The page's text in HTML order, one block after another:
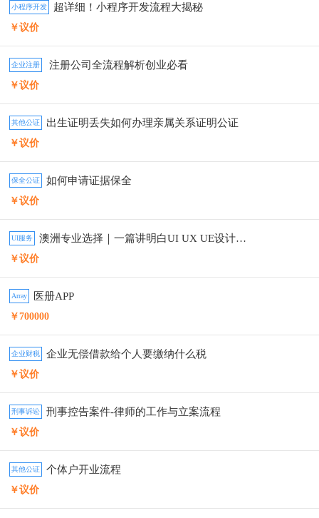
小程序开发 超详细！小程序开发流程大揭秘
￥议价
企业注册 注册公司全流程解析️创业必看
￥议价
其他公证 出生证明丢失如何办理亲属关系证明公证
￥议价
保全公证 如何申请证据保全
￥议价
UI服务 澳洲专业选择｜一篇讲明白UI UX UE设计区别
￥议价
Array 医册APP
￥700000
企业财税 企业无偿借款给个人要缴纳什么税
￥议价
刑事诉讼 刑事控告案件-律师的工作与立案流程
￥议价
其他公证 个体户开业流程
￥议价